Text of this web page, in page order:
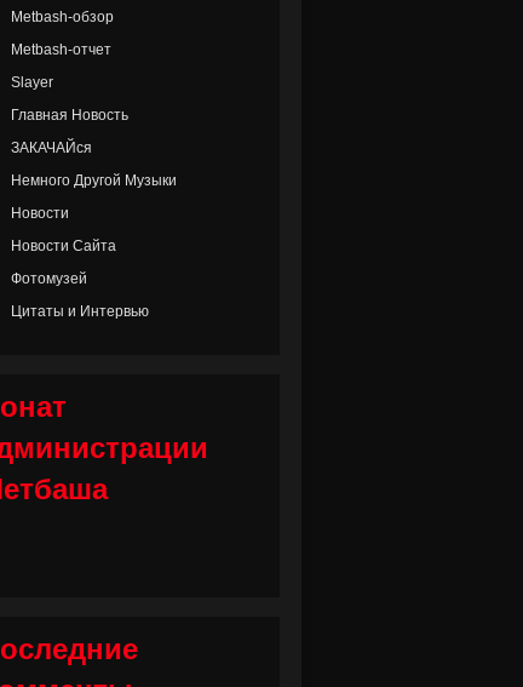
Metbash-обзор
Metbash-отчет
Slayer
Главная Новость
ЗАКАЧАЙся
Немного Другой Музыки
Новости
Новости Сайта
Фотомузей
Цитаты и Интервью